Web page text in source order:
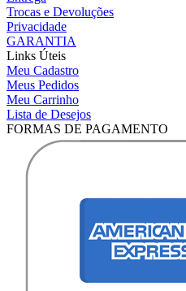
Trocas e Devoluções
Privacidade
GARANTIA
Links Úteis
Meu Cadastro
Meus Pedidos
Meu Carrinho
Lista de Desejos
FORMAS DE PAGAMENTO